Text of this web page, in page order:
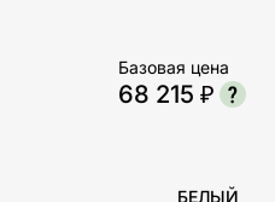
Базовая цена
68 215 ₽
БЕЛЫЙ